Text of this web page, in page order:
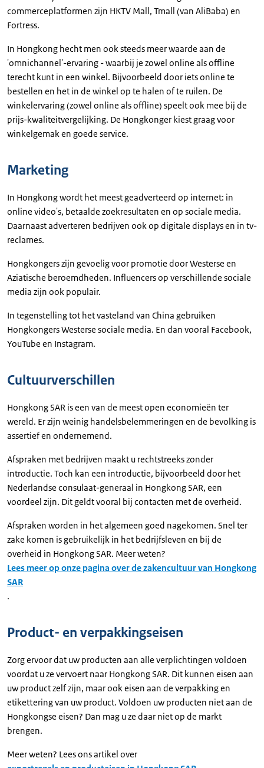
commerceplatformen zijn HKTV Mall, Tmall (van AliBaba) en
Fortress.
In Hongkong hecht men ook steeds meer waarde aan de
'omnichannel'-ervaring - waarbij je zowel online als offline
terecht kunt in een winkel. Bijvoorbeeld door iets online te
bestellen en het in de winkel op te halen of te ruilen. De
winkelervaring (zowel online als offline) speelt ook mee bij de
prijs-kwaliteitvergelijking. De Hongkonger kiest graag voor
winkelgemak en goede service.
Marketing
In Hongkong wordt het meest geadverteerd op internet: in
online video's, betaalde zoekresultaten en op sociale media.
Daarnaast adverteren bedrijven ook op digitale displays en in tv-
reclames.
Hongkongers zijn gevoelig voor promotie door Westerse en
Aziatische beroemdheden. Influencers op verschillende sociale
media zijn ook populair.
In tegenstelling tot het vasteland van China gebruiken
Hongkongers Westerse sociale media. En dan vooral Facebook,
YouTube en Instagram.
Cultuurverschillen
Hongkong SAR is een van de meest open economieën ter
wereld. Er zijn weinig handelsbelemmeringen en de bevolking is
assertief en ondernemend.
Afspraken met bedrijven maakt u rechtstreeks zonder
introductie. Toch kan een introductie, bijvoorbeeld door het
Nederlandse consulaat-generaal in Hongkong SAR, een
voordeel zijn. Dit geldt vooral bij contacten met de overheid.
Afspraken worden in het algemeen goed nagekomen. Snel ter
zake komen is gebruikelijk in het bedrijfsleven en bij de
overheid in Hongkong SAR. Meer weten?
Lees meer op onze pagina over de zakencultuur van Hongkong
SAR
.
Product- en verpakkingseisen
Zorg ervoor dat uw producten aan alle verplichtingen voldoen
voordat u ze vervoert naar Hongkong SAR. Dit kunnen eisen aan
uw product zelf zijn, maar ook eisen aan de verpakking en
etikettering van uw product. Voldoen uw producten niet aan de
Hongkongse eisen? Dan mag u ze daar niet op de markt
brengen.
Meer weten? Lees ons artikel over